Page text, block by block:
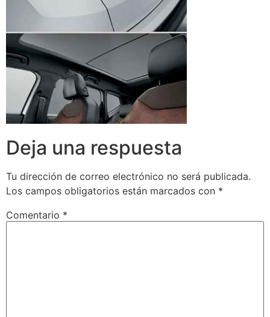
Deja una respuesta
Tu dirección de correo electrónico no será publicada.
Los campos obligatorios están marcados con *
Comentario *